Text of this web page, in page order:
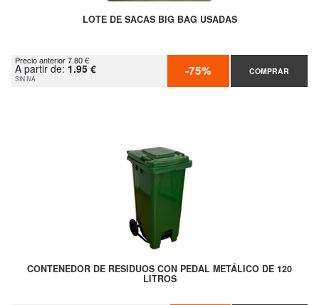
LOTE DE SACAS BIG BAG USADAS
Precio anterior 7.80 €
A partir de: 1.95 €
SIN IVA -75% COMPRAR
CONTENEDOR DE RESIDUOS CON PEDAL METÁLICO DE 120
LITROS